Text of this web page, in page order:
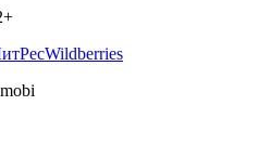
+
Wildberries